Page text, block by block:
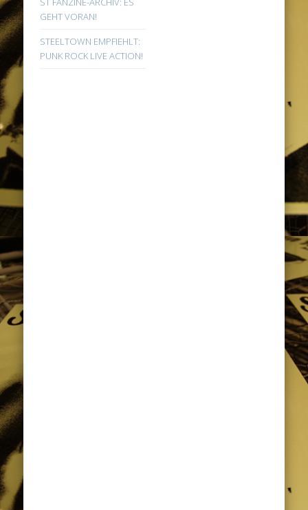
GEHT VORAN!
STEELTOWN EMPFIEHLT:
PUNK ROCK LIVE ACTION!